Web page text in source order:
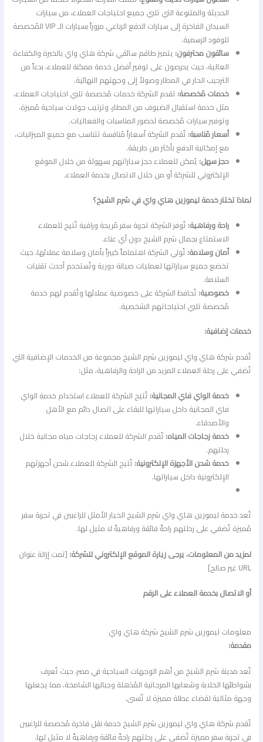
الحديثة والمتنوعة التي تلبي جميع احتياجات العملاء، من سيارات
السيدان الفاخرة إلى سيارات الدفع الرباعي مروراً بسيارات الـ VIP المُخصصة
للوفود الرسمية.
سائقون محترفون:يتميز طاقم سائقي شركة هاي واي بالخبرة والكفاءة
العالية، حيث يحرصون على توفير أفضل خدمة ممكنة للعملاء، بدءاً من
الترحيب الحار في المطار وصولاً إلى وجهتهم النهائية.
خدمات مُخصصة:تقدم الشركة خدمات مُخصصة تلبي احتياجات العملاء،
مثل خدمة استقبال الضيوف من المطار، وترتيب جولات سياحية مُميزة،
وتوفير سيارات مُخصصة لحضور المناسبات والفعاليات.
أسعار مُناسبة:تُقدم الشركة أسعاراً مُنافسة تتناسب مع جميع الميزانيات،
مع إمكانية الدفع بأكثر من طريقة.
حجز سهل:يُمكن للعملاء حجز سياراتهم بسهولة من خلال الموقع
الإلكتروني للشركة أو من خلال الاتصال بخدمة العملاء.
لماذا تختار خدمة ليموزين هاي واي في شرم الشيخ؟
راحة ورفاهية:تُوفر الشركة تجربة سفر مُريحة وراقية تُتيح للعملاء
الاستمتاع بجمال شرم الشيخ دون أي عناء.
أمان وسلامة:تُولي الشركة اهتماماً كبيراً بأمان وسلامة عملائها، حيث
تخضع جميع سياراتها لعمليات صيانة دورية وتُستخدم أحدث تقنيات
السلامة.
خصوصية:تُحافظ الشركة على خصوصية عملائها وتُقدم لهم خدمة
مُخصصة تلبي احتياجاتهم الشخصية.
خدمات إضافية:
تُقدم شركة هاي واي ليموزين شرم الشيخ مجموعة من الخدمات الإضافية التي
تُضفي على رحلة العملاء المزيد من الراحة والرفاهية، مثل:
خدمة الواي فاي المجانية:تُتيح الشركة للعملاء استخدام خدمة الواي
فاي المجانية داخل سياراتها للبقاء على اتصال دائم مع الأهل
والأصدقاء.
خدمة زجاجات المياه:تُقدم الشركة للعملاء زجاجات مياه مجانية خلال
رحلتهم.
خدمة شحن الأجهزة الإلكترونية:تُتيح الشركة للعملاء شحن أجهزتهم
الإلكترونية داخل سياراتها.
تُعد خدمة ليموزين هاي واي شرم الشيخ الخيار الأمثل للراغبين في تجربة سفر
مُميزة تُضفي على رحلتهم راحةً فائقة ورفاهيةً لا مثيل لها.
لمزيد من المعلومات، يرجى زيارة الموقع الإلكتروني للشركة:[تمت إزالة عنوان
URL غير صالح]
أو الاتصال بخدمة العملاء على الرقم
معلومات ليموزين شرم الشيخ شركة هاي واي
مقدمة:
تُعد مدينة شرم الشيخ من أهم الوجهات السياحية في مصر، حيث تُعرف
بشواطئها الخلابة وشعابها المرجانية المُذهلة وجبالها الشامخة، مما يجعلها
وجهة مثالية لقضاء عطلة مميزة لا تُنسى.
تُقدم شركة هاي واي ليموزين شرم الشيخ خدمة نقل فاخرة مُخصصة للراغبين
في تجربة سفر مميزة تُضفي على رحلتهم راحةً فائقة ورفاهيةً لا مثيل لها.